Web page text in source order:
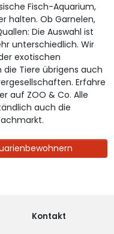
Fisch-Aquarium,
halten. Ob Garnelen,
Die Auswahl ist
unterschiedlich. Wir
exotischen
die Tiere übrigens auch
Erfahre
auf ZOO & Co. Alle
auch die
Kontakt